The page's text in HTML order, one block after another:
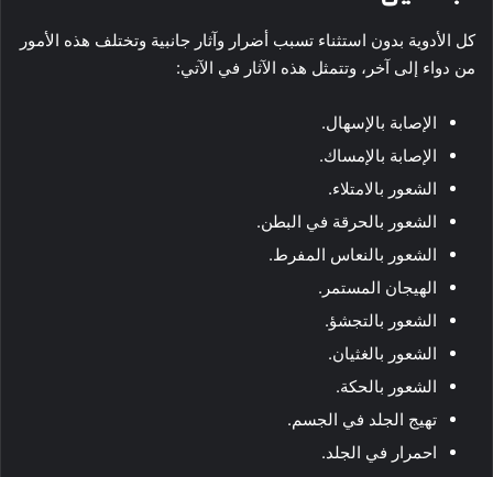
كل الأدوية بدون استثناء تسبب أضرار وآثار جانبية وتختلف هذه الأمور
من دواء إلى آخر، وتتمثل هذه الآثار في الآتي:
الإصابة بالإسهال.
الإصابة بالإمساك.
الشعور بالامتلاء.
الشعور بالحرقة في البطن.
الشعور بالنعاس المفرط.
الهيجان المستمر.
الشعور بالتجشؤ.
الشعور بالغثيان.
الشعور بالحكة.
تهيج الجلد في الجسم.
احمرار في الجلد.